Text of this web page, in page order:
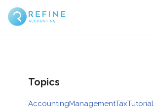
Skip
Topics
AccountingManagementTaxTutorial